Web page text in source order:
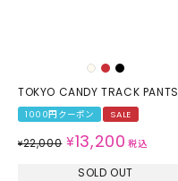
TOKYO CANDY TRACK PANTS
1000円クーポン SALE
¥22,000 ¥13,200 税込
SOLD OUT